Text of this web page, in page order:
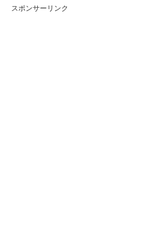
スポンサーリンク